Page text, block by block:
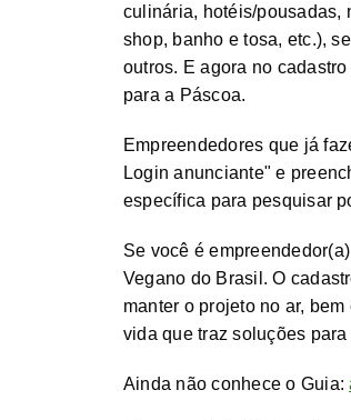
culinária, hotéis/pousadas,
shop, banho e tosa, etc.),
outros. E agora no
para a Páscoa.
Empreendedores que já
Login anunciante" e
específica para pesquisar
Se você é
Vegano do Brasil. O
manter o projeto no ar,
vida que traz soluções
Ainda não conhece o Guia: